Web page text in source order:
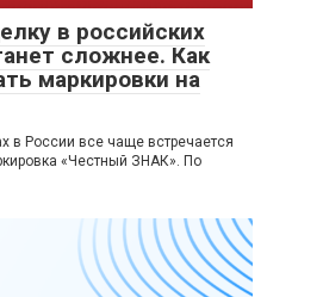
в российских
сложнее. Как
маркировки на
в России все чаще встречается
«Честный ЗНАК». По